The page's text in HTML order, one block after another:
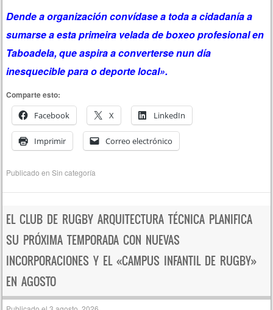
Dende a organización convídase a toda a cidadanía a
sumarse a esta primeira velada de boxeo profesional en
Taboadela, que aspira a converterse nun día
inesquecible para o deporte local».
Comparte esto:
Facebook
X LinkedIn
Imprimir Correo electrónico
Publicado enSin categoría
EL CLUB DE RUGBY ARQUITECTURA TÉCNICA PLANIFICA
SU PRÓXIMA TEMPORADA CON NUEVAS
INCORPORACIONES Y EL «CAMPUS INFANTIL DE RUGBY»
EN AGOSTO